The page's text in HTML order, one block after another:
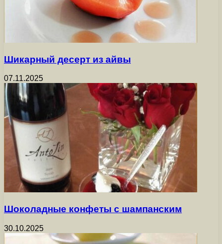
Шикарный десерт из айвы
07.11.2025
Шоколадные конфеты с шампанским
30.10.2025